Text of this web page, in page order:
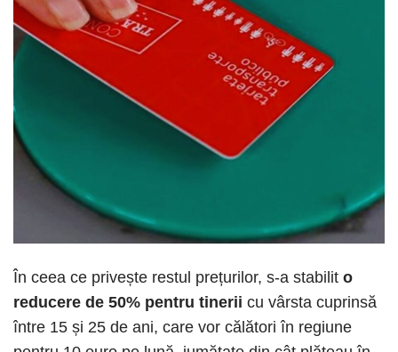
În ceea ce privește restul prețurilor, s-a stabilit o
reducere de 50% pentru tinerii cu vârsta cuprinsă
între 15 și 25 de ani, care vor călători în regiune